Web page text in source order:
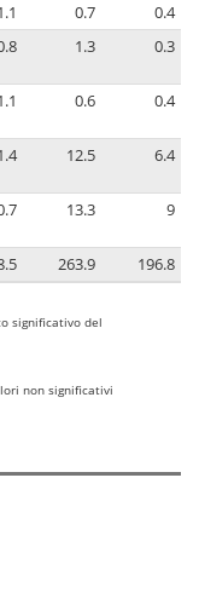
0.7
0.4
1.3 0.3
0.6 0.4
12.5 6.4
13.3 9
263.9 196.8
significativo del
non significativi